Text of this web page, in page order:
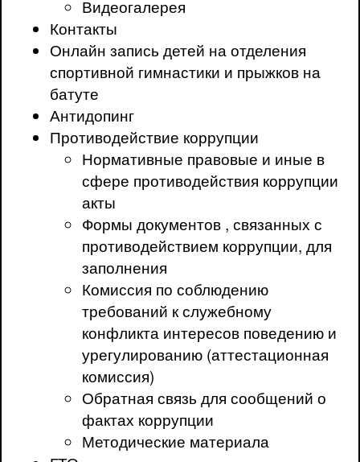
Видеогалерея
Контакты
Онлайн запись детей на отделения
спортивной гимнастики и прыжков на
батуте
Антидопинг
Противодействие коррупции
Нормативные правовые и иные в
сфере противодействия коррупции
акты
Формы документов , связанных с
противодействием коррупции, для
заполнения
Комиссия по соблюдению
требований к служебному
конфликта интересов поведению и
урегулированию (аттестационная
комиссия)
Обратная связь для сообщений о
фактах коррупции
Методические материала